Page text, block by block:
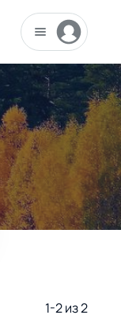
1-2 из2